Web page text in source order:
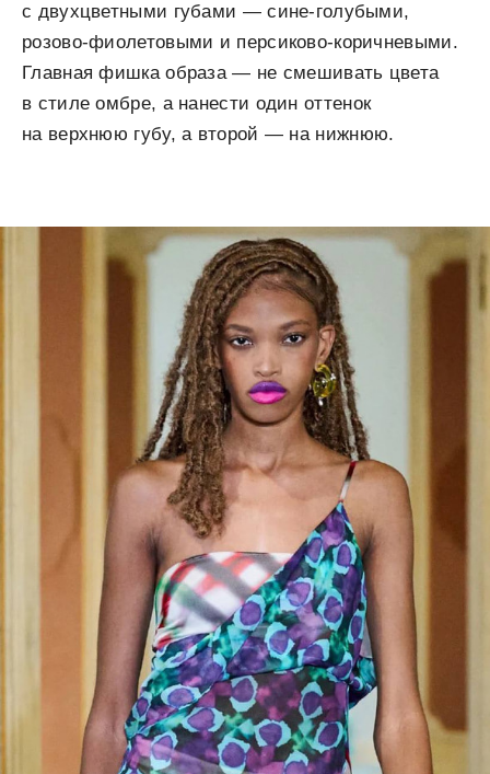
с двухцветными губами — сине-голубыми,
розово-фиолетовыми и персиково-коричневыми.
Главная фишка образа — не смешивать цвета
в стиле омбре, а нанести один оттенок
на верхнюю губу, а второй — на нижнюю.